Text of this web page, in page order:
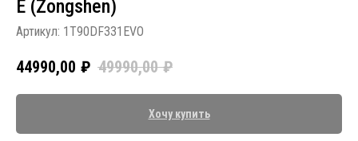
E (Zongshen)
Артикул: 1T90DF331EVO
44990,00 ₽ 49990,00 ₽
Хочу купить